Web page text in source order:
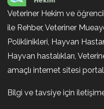
Veteriner Hekim ve
ile Rehber, Veteriner
Poliklinikleri, Hayvan
Hayvan hastalıkları,
amaçlı internet sitesi
Bilgi ve tavsiye için